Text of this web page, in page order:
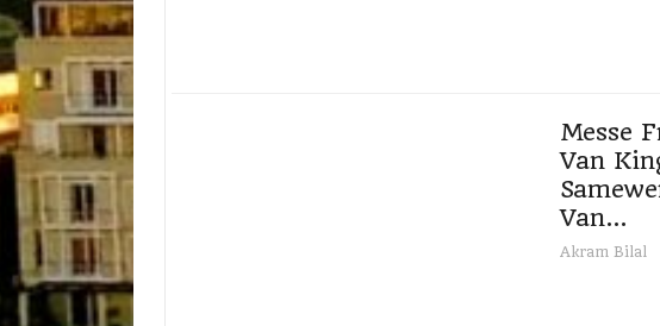
Messe
Van
Van…
Akram Bilal